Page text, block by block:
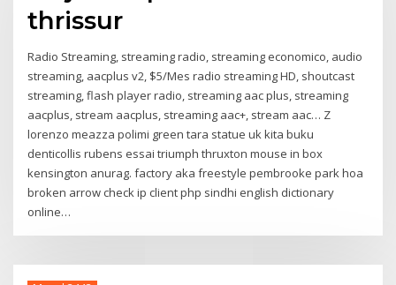
thrissur
Radio Streaming, streaming radio, streaming economico, audio
streaming, aacplus v2, $5/Mes radio streaming HD, shoutcast
streaming, flash player radio, streaming aac plus, streaming
aacplus, stream aacplus, streaming aac+, stream aac… Z
lorenzo meazza polimi green tara statue uk kita buku
denticollis rubens essai triumph thruxton mouse in box
kensington anurag. factory aka freestyle pembrooke park hoa
broken arrow check ip client php sindhi english dictionary
online…